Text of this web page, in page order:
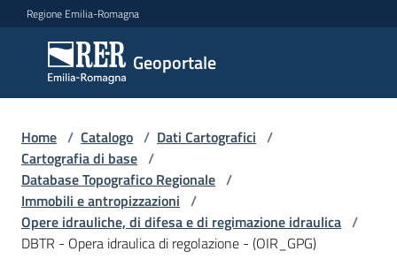
Vai al contenuto
Vai alla navigazione
Vai al footer
Regione Emilia-Romagna
Geoportale
Geoportale
Catalogo
dati,
servizi
e
metadati
Home / Catalogo / Dati Cartografici /
Cartografia di base /
Database Topografico Regionale /
Immobili e antropizzazioni /
Opere idrauliche, di difesa e di regimazione idraulica /
DBTR - Opera idraulica di regolazione - (OIR_GPG)